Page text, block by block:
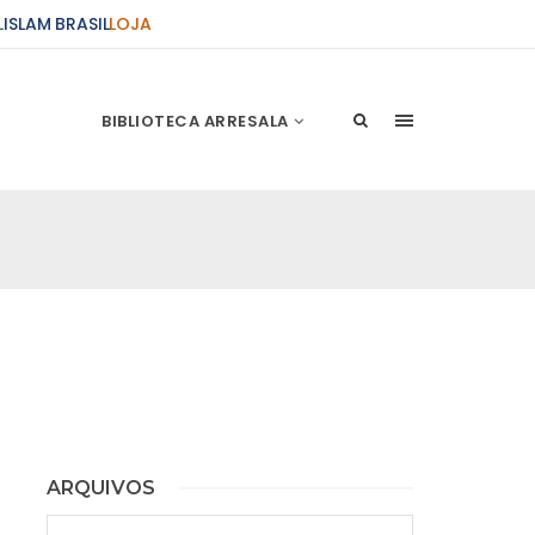
ISLAM BRASILLOJA
BIBLIOTECA ARRESALA
ARQUIVOS
Arquivos